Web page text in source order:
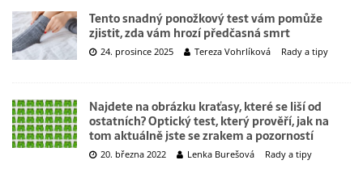
Tento snadný ponožkový test vám pomůže
zjistit, zda vám hrozí předčasná smrt
24. prosince 2025 Tereza Vohrlíková Rady a tipy
Najdete na obrázku kraťasy, které se liší od
ostatních? Optický test, který prověří, jak na
tom aktuálně jste se zrakem a pozorností
20. března 2022 Lenka Burešová Rady a tipy